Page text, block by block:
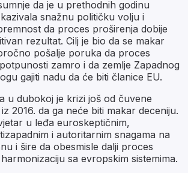
da je u prethodnih godinu
snažnu političku volju i
da proces proširenja dobije
rezultat. Cilj je bio da se makar
pošalje poruka da proces
zamro i da zemlje Zapadnog
gajiti nadu da će biti članice EU.
u dubokoj je krizi još od čuvene
2016. da ga neće biti makar deceniju.
u leđa euroskeptičnim,
i autoritarnim snagama na
i šire da obesmisle dalji proces
sa evropskim sistemima.